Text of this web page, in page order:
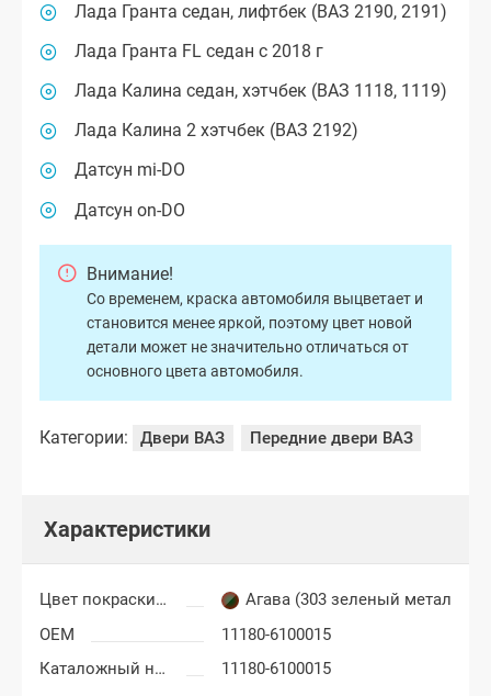
Лада Гранта седан, лифтбек (ВАЗ 2190, 2191)
Лада Гранта FL седан с 2018 г
Лада Калина седан, хэтчбек (ВАЗ 1118, 1119)
Лада Калина 2 хэтчбек (ВАЗ 2192)
Датсун mi-DO
Датсун on-DO
Внимание!
Со временем, краска автомобиля выцветает и
становится менее яркой, поэтому цвет новой
детали может не значительно отличаться от
основного цвета автомобиля.
Категории: Двери ВАЗ Передние двери ВАЗ
Характеристики
Цвет покраски Лада Гранта
Агава (303 зеленый металлик)
OEM
11180-6100015
Каталожный номер
11180-6100015